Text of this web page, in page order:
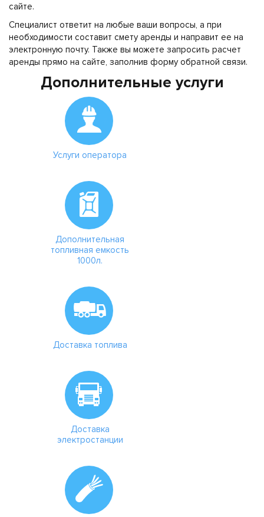
сайте.
Специалист ответит на любые ваши вопросы, а при
необходимости составит смету аренды и направит ее на
электронную почту. Также вы можете запросить расчет
аренды прямо на сайте, заполнив форму обратной связи.
Дополнительные услуги
Услуги оператора
Дополнительная
топливная емкость
1000л.
Доставка топлива
Доставка
электростанции